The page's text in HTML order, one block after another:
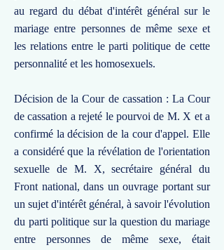
au regard du débat d'intérêt général sur le
mariage entre personnes de même sexe et
les relations entre le parti politique de cette
personnalité et les homosexuels.
Décision de la Cour de cassation : La Cour
de cassation a rejeté le pourvoi de M. X et a
confirmé la décision de la cour d'appel. Elle
a considéré que la révélation de l'orientation
sexuelle de M. X, secrétaire général du
Front national, dans un ouvrage portant sur
un sujet d'intérêt général, à savoir l'évolution
du parti politique sur la question du mariage
entre personnes de même sexe, était